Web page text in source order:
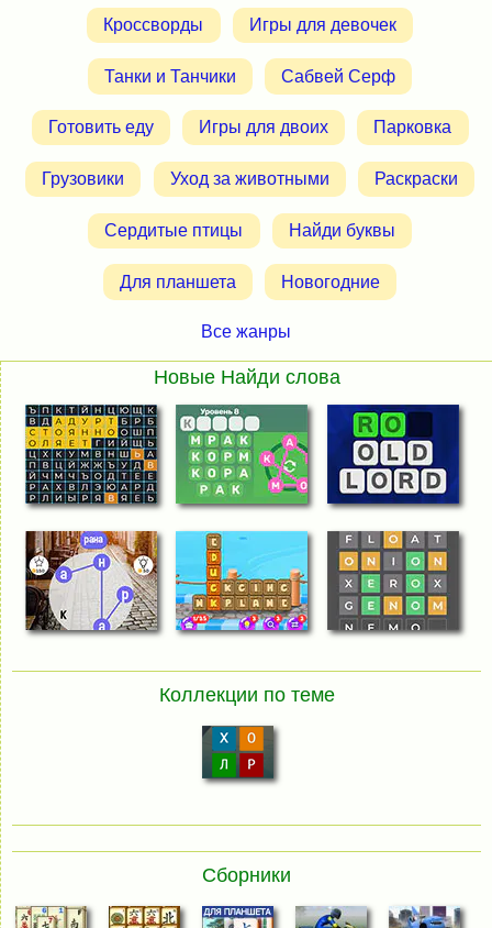
Кроссворды Игры для девочек
Танки и Танчики Сабвей Серф
Готовить еду Игры для двоих Парковка
Грузовики Уход за животными Раскраски
Сердитые птицы Найди буквы
Для планшета Новогодние
Все жанры
Новые Найди слова
Коллекции по теме
Сборники